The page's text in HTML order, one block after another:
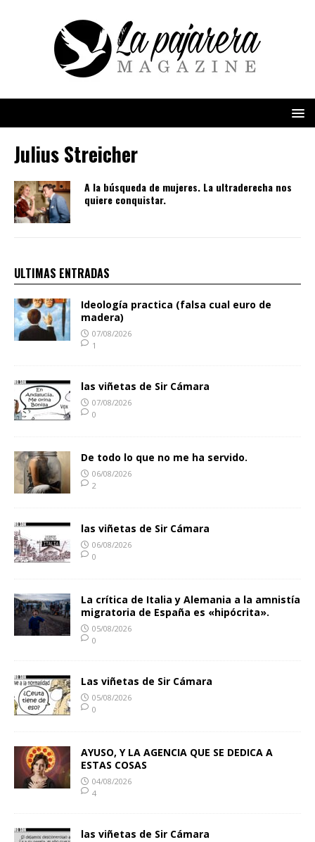
Julius Streicher
A la búsqueda de mujeres. La ultraderecha nos
quiere conquistar.
ULTIMAS ENTRADAS
Ideología practica (falsa cual euro de
madera)
07/08/2026
1
las viñetas de Sir Cámara
07/08/2026
0
De todo lo que no me ha servido.
06/08/2026
2
las viñetas de Sir Cámara
06/08/2026
0
La crítica de Italia y Alemania a la amnistía
migratoria de España es «hipócrita».
05/08/2026
0
Las viñetas de Sir Cámara
05/08/2026
0
AYUSO, Y LA AGENCIA QUE SE DEDICA A
ESTAS COSAS
04/08/2026
4
las viñetas de Sir Cámara